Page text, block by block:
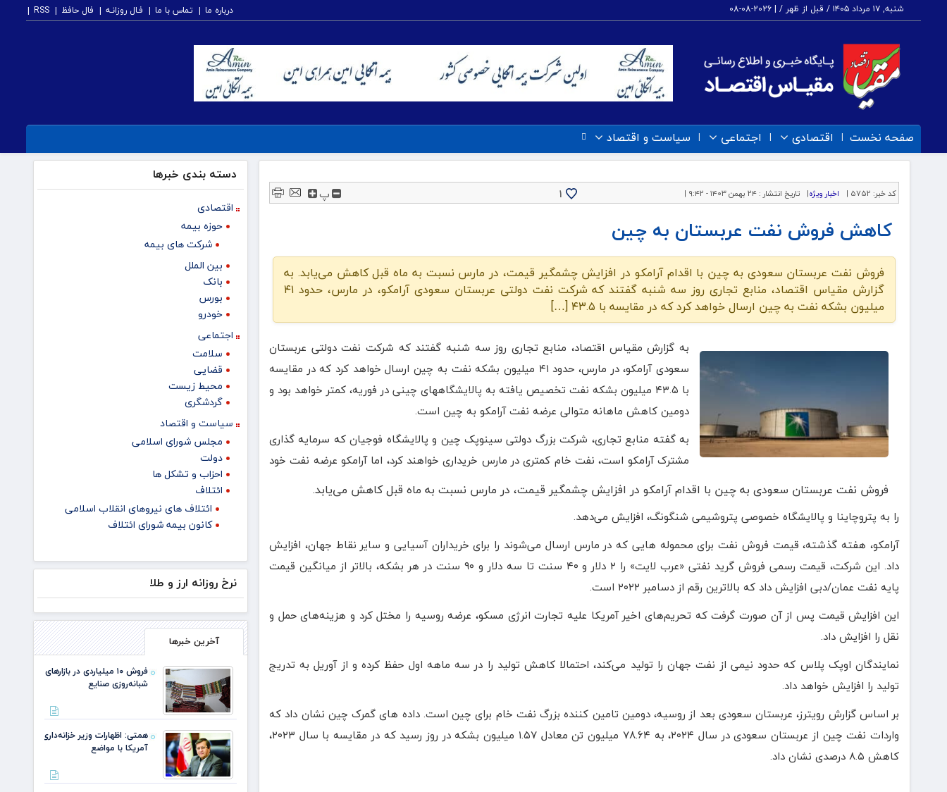
شنبه, ۱۷ مرداد ۱۴۰۵ / قبل از ظهر / |
2026-08-08 درباره ما تماس با ما فـال روزانـه فال حافظ RSS
صفحه نخست اقتصادی اجتماعی سیاست و اقتصاد
کد خبر: 5752 | اخبار ویژه| تاریخ انتشار : ۲۴ بهمن ۱۴۰۳ - ۹:۴۲ | 1 پ
کاهش فروش نفت عربستان به چین
فروش نفت عربستان سعودی به چین با اقدام آرامکو در افزایش چشمگیر قیمت، در مارس نسبت به ماه قبل کاهش می‌یابد. به
گزارش مقیاس اقتصاد، منابع تجاری روز سه شنبه گفتند که شرکت نفت دولتی عربستان سعودی آرامکو، در مارس، حدود ۴۱
میلیون بشکه نفت به چین ارسال خواهد کرد که در مقایسه با ۴۳.۵ […]
فروش نفت عربستان سعودی به چین با اقدام آرامکو در افزایش چشمگیر قیمت، در مارس نسبت به ماه قبل کاهش می‌یابد.
به گزارش مقیاس اقتصاد، منابع تجاری روز سه شنبه گفتند که شرکت نفت دولتی عربستان
سعودی آرامکو، در مارس، حدود ۴۱ میلیون بشکه نفت به چین ارسال خواهد کرد که در مقایسه
با ۴۳.۵ میلیون بشکه نفت تخصیص یافته به پالایشگاههای چینی در فوریه، کمتر خواهد بود و
دومین کاهش ماهانه متوالی عرضه نفت آرامکو به چین است.
به گفته منابع تجاری، شرکت بزرگ دولتی سینوپک چین و پالایشگاه فوجیان که سرمایه گذاری
مشترک آرامکو است، نفت خام کمتری در مارس خریداری خواهند کرد، اما آرامکو عرضه نفت خود
را به پتروچاینا و پالایشگاه خصوصی پتروشیمی شنگونگ، افزایش می‌دهد.
آرامکو، هفته گذشته، قیمت فروش نفت برای محموله هایی که در مارس ارسال می‌شوند را برای خریداران آسیایی و سایر نقاط جهان، افزایش
داد. این شرکت، قیمت رسمی فروش گرید نفتی «عرب لایت» را ۲ دلار و ۴۰ سنت تا سه دلار و ۹۰ سنت در هر بشکه، بالاتر از میانگین قیمت
پایه نفت عمان/دبی افزایش داد که بالاترین رقم از دسامبر ۲۰۲۲ است.
این افزایش قیمت پس از آن صورت گرفت که تحریم‌های اخیر آمریکا علیه تجارت انرژی مسکو، عرضه روسیه را مختل کرد و هزینه‌های حمل و
نقل را افزایش داد.
نمایندگان اوپک پلاس که حدود نیمی از نفت جهان را تولید می‌کند، احتمالا کاهش تولید را در سه ماهه اول حفظ کرده و از آوریل به تدریج
تولید را افزایش خواهد داد.
بر اساس گزارش رویترز، عربستان سعودی بعد از روسیه، دومین تامین کننده بزرگ نفت خام برای چین است. داده های گمرک چین نشان داد که
واردات نفت چین از عربستان سعودی در سال ۲۰۲۴، به ۷۸.۶۴ میلیون تن معادل ۱.۵۷ میلیون بشکه در روز رسید که در مقایسه با سال ۲۰۲۳،
کاهش ۸.۵ درصدی نشان داد.
دسته بندی خبرها
اقتصادی
حوزه بیمه
شرکت های بیمه
بین الملل
بانک
بورس
خودرو
اجتماعی
سلامت
قضایی
محیط زیست
گردشگری
سیاست و اقتصاد
مجلس شورای اسلامی
دولت
احزاب و تشکل ها
ائتلاف
ائتلاف های نیروهای انقلاب اسلامی
کانون بیمه شورای ائتلاف
نرخ روزانه ارز و طلا
آخرین خبرها
فروش ۱۰ میلیاردی در بازارهای
شبانه‌روزی صنایع
همتی: اظهارات وزیر خزانه‌داری
آمریکا با مواضع